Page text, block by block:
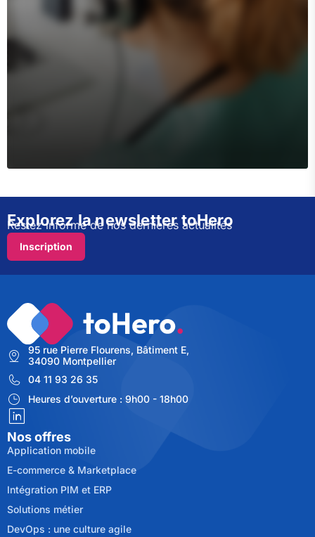
Explorez la newsletter toHero
Restez informé de nos dernières actualités
Inscription
95 rue Pierre Flourens, Bâtiment E,
34090 Montpellier
04 11 93 26 35
Heures d’ouverture : 9h00 - 18h00
Nos offres
Application mobile
E-commerce & Marketplace
Intégration PIM et ERP
Solutions métier
DevOps : une culture agile